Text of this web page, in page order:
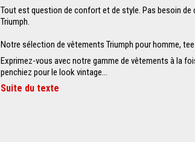
Tout est question de confort et de style. Pas besoin de
Triumph.
Notre sélection de vêtements Triumph pour homme,
Exprimez-vous avec notre gamme de vêtements à la
penchiez pour le look vintage...
Suite du texte